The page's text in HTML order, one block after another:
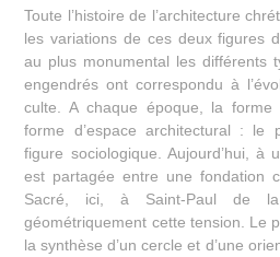
Toute l’histoire de l’architecture
les variations de ces deux figures
au plus monumental les différents
engendrés ont correspondu à
culte. A chaque époque, la
forme d’espace architectural : le
figure sociologique. Aujourd’hui, à
est partagée entre une fondation
Sacré, ici, à Saint-Paul de la
géométriquement cette tension. Le
la synthèse d’un cercle et d’une